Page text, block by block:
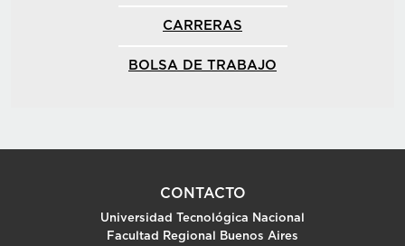
CARRERAS
BOLSA DE TRABAJO
CONTACTO
Universidad Tecnológica Nacional
Facultad Regional Buenos Aires